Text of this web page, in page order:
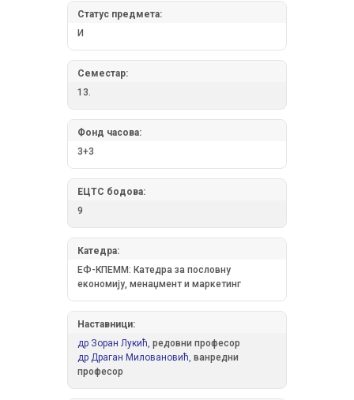
Статус предмета:
И
Семестар:
13.
Фонд часова:
3+3
ЕЦТС бодова:
9
Катедра:
ЕФ-КПЕММ: Катедра за пословну
економију, менаџмент и маркетинг
Наставници:
др Зоран Лукић, редовни професор
др Драган Миловановић, ванредни
професор